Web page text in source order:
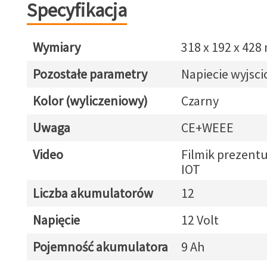
Specyfikacja
Wymiary
318 x 192 x 428
Pozostałe parametry
Napiecie
Kolor (wyliczeniowy)
Czarny
Uwaga
CE+WEEE
Video
Filmik
IOT
Liczba akumulatorów
12
Napięcie
12 Volt
Pojemność akumulatora
9 Ah